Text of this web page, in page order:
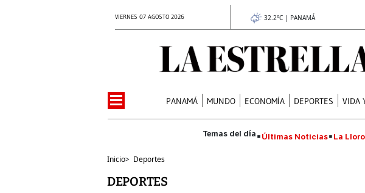
VIERNES 07 AGOSTO 2026 32.2°C | PANAMÁ
PANAMÁ MUNDO ECONOMÍA DEPORTES VIDA
Últimas Noticias La
Inicio> Deportes
DEPORTES